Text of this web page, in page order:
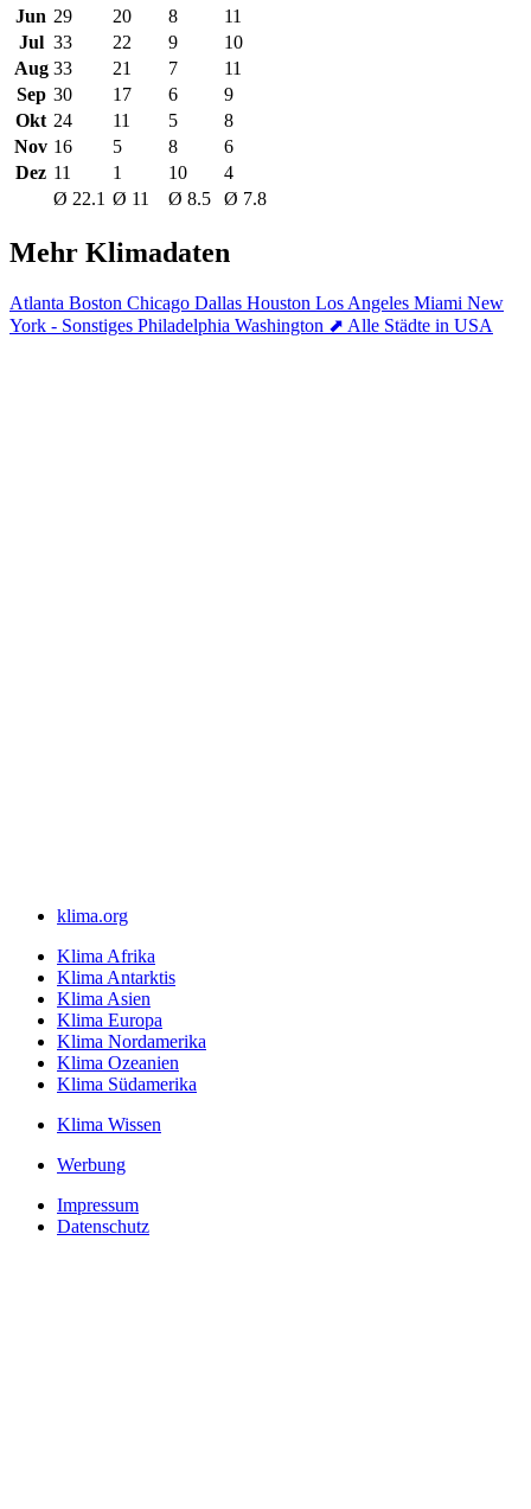
Jun 29 20 8
11
Jul 33 22 9
10
Aug 33 21 7
11
Sep 30 17 6
9
Okt 24 11 5
8
Nov 16 5 8
6
Dez 11 1 10
4
Ø 22.1 Ø 11 Ø 8.5 Ø 7.8
Mehr Klimadaten
Atlanta Boston Chicago Dallas Houston Los Angeles Miami New
York - Sonstiges Philadelphia Washington ⬈ Alle Städte in USA
klima.org
Klima Afrika
Klima Antarktis
Klima Asien
Klima Europa
Klima Nordamerika
Klima Ozeanien
Klima Südamerika
Klima Wissen
Werbung
Impressum
Datenschutz